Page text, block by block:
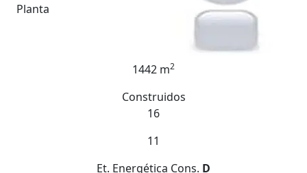
Planta
1442 m2
Construidos
16
11
Et. Energética Cons. D